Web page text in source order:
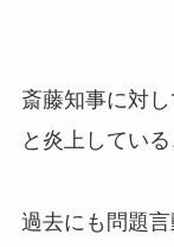
斎藤知事に対
と炎上している
過去にも問題